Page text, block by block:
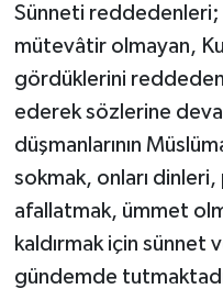
Sünneti reddedenleri;
mütevâtir olmayan,
gördüklerini
ederek sözlerine
düşmanlarının
sokmak, onları
afallatmak, ümmet
kaldırmak için sünnet
gündemde